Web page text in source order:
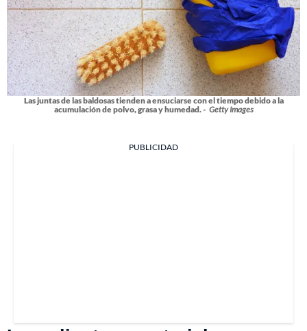
Las juntas de las baldosas tienden a ensuciarse con el tiempo debido a la
acumulación de polvo, grasa y humedad. - Getty Images
PUBLICIDAD